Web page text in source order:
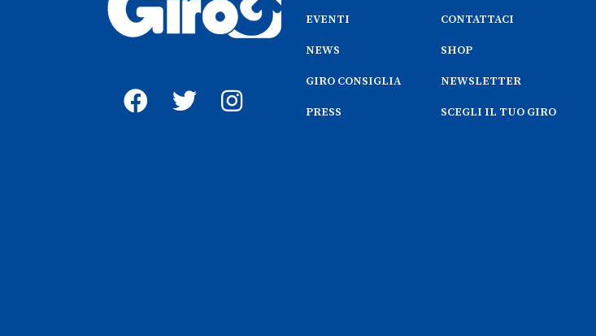
EVENTI
NEWS
GIRO CONSIGLIA
PRESS
CONTATTACI
SHOP
NEWSLETTER
SCEGLI IL TUO GIRO